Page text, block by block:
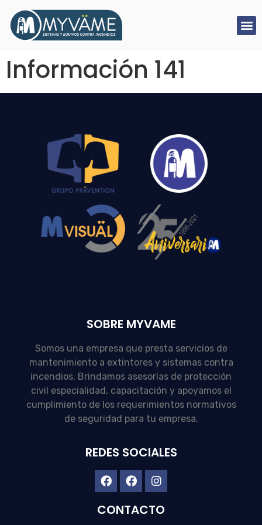
Información 141
SOBRE MYVAME
Somos una empresa que presta servicios de
mantenimiento a extintores y sistemas contra
incendios. Brindamos asesorías de protección
civil especialidad, capacitación y apoyamos el
cumplimiento de los requerimientos normativos
de seguridad para tu empresa.
REDES SOCIALES
CONTACTO